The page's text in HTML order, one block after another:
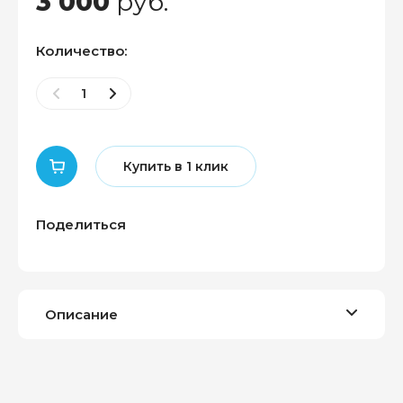
Количество:
Купить в 1 клик
Поделиться
Описание